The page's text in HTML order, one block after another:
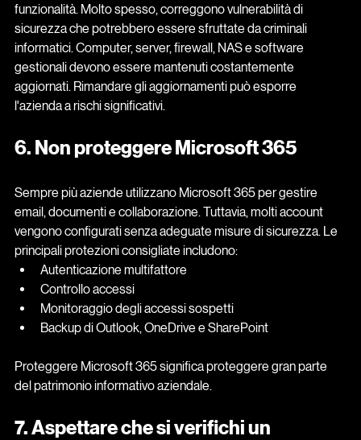
funzionalità. Molto spesso, correggono vulnerabilità di
sicurezza che potrebbero essere sfruttate da criminali
informatici. Computer, server, firewall, NAS e software
gestionali devono essere mantenuti costantemente
aggiornati. Rimandare gli aggiornamenti può esporre
l'azienda a rischi significativi.
6. Non proteggere Microsoft 365
Sempre più aziende utilizzano Microsoft 365 per gestire
email, documenti e collaborazione. Tuttavia, molti account
vengono configurati senza adeguate misure di sicurezza. Le
principali protezioni consigliate includono:
Autenticazione multifattore
Controllo accessi
Monitoraggio degli accessi sospetti
Backup di Outlook, OneDrive e SharePoint
Proteggere Microsoft 365 significa proteggere gran parte
del patrimonio informativo aziendale.
7. Aspettare che si verifichi un